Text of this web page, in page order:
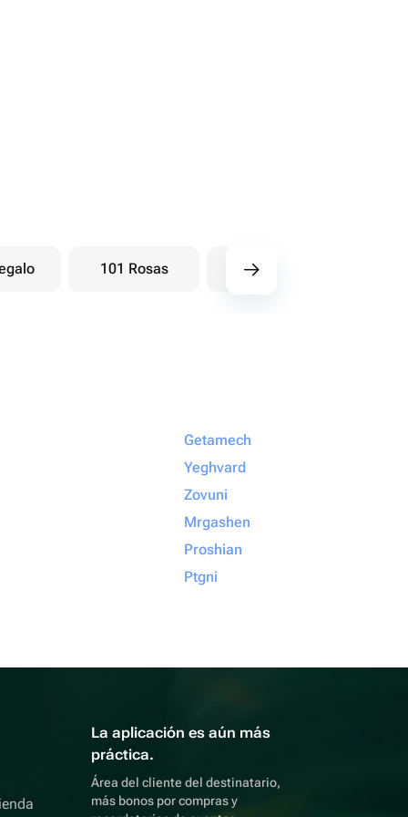
101 Rosas Ramos baya
Getamech
Yeghvard
Zovuni
Mrgashen
Proshian
Ptgni
La aplicación es aún más
práctica.
Área del cliente del destinatario,
más bonos por compras y